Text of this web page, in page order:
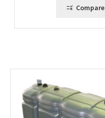
Compare